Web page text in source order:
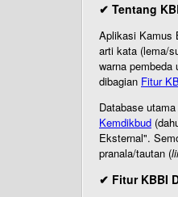
✔ Tentang
Aplikasi Kamus
arti kata (lema/
warna
dibagian Fitur
Database
Kemdikbud
Eksternal".
pranala/tautan (
✔ Fitur KBBI